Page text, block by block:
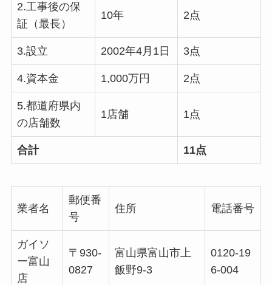
2.工事後の保
証（最長）
10年 2点
3.設立 2002年4月1日 3点
4.資本金 1,000万円 2点
5.都道府県内
の店舗数
1店舗 1点
合計 11点
業者名
郵便番
号
住所 電話番号
ガイソ
ー富山
店
〒930-
0827
富山県富山市上
飯野9-3
0120-19
6-004